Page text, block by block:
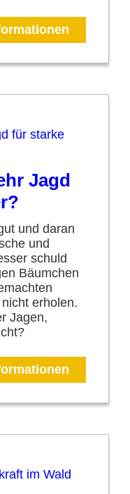
Jagd
und daran
und
schuld
Bäumchen
erholen.
Jagen,